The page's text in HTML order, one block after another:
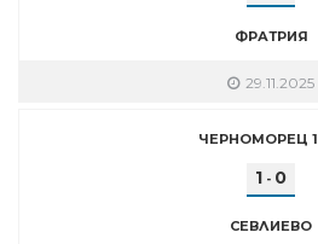
ФРАТРИЯ
29.11.2025
ЧЕРНОМОРЕЦ
1 - 0
СЕВЛИЕВО